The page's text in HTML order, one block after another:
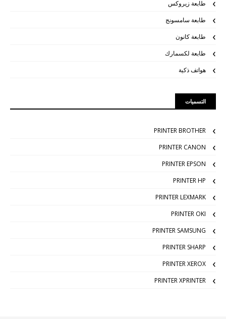
طابعة زيروكس
طابعة سامسونج
طابعة كانون
طابعة لكسمارك
هواتف ذكية
التسميات
PRINTER BROTHER
PRINTER CANON
PRINTER EPSON
PRINTER HP
PRINTER LEXMARK
PRINTER OKI
PRINTER SAMSUNG
PRINTER SHARP
PRINTER XEROX
PRINTER XPRINTER